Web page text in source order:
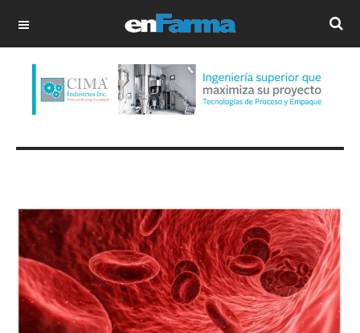
OFF CANVAS